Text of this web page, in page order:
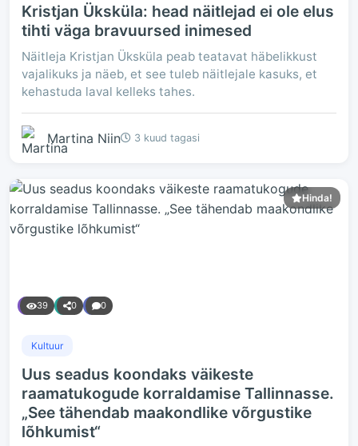
Kristjan Üksküla: head näitlejad ei ole elus
tihti väga bravuursed inimesed
Näitleja Kristjan Üksküla peab teatavat häbelikkust
vajalikuks ja näeb, et see tuleb näitlejale kasuks, et
kehastuda laval kelleks tahes.
Martina Niin 3 kuud tagasi
Hinda!
39 0 0
Kultuur
Uus seadus koondaks väikeste
raamatukogude korraldamise Tallinnasse.
„See tähendab maakondlike võrgustike
lõhkumist“